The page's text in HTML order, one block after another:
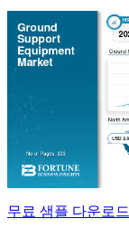
무료 샘플 다운로드